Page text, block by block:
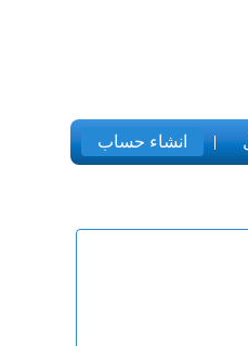
انشاء حساب